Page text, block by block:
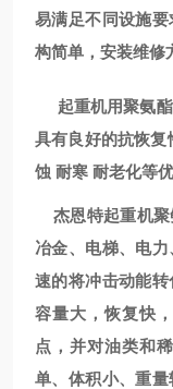
易满足不同设施
构简单，安装维修
起重机用聚氨
具有良好的抗恢复
蚀 耐寒 耐老化等优
杰恩特起重机聚
冶金、电梯、电
速的将冲击动能转
容量大，恢复快
点，并对油类和
单、体积小、重